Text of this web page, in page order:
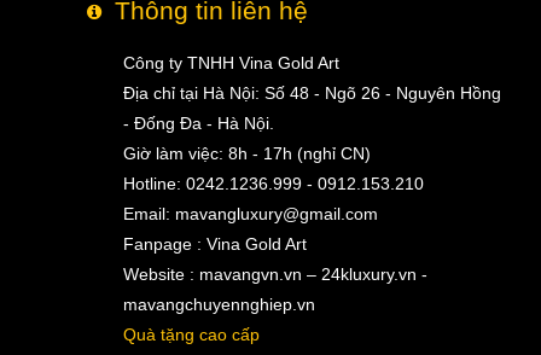
Thông tin liên hệ
Công ty TNHH Vina Gold Art
Địa chỉ tại Hà Nội: Số 48 - Ngõ 26 - Nguyên Hồng
- Đống Đa - Hà Nội.
Giờ làm việc: 8h - 17h (nghỉ CN)
Hotline: 0242.1236.999 - 0912.153.210
Email: mavangluxury@gmail.com
Fanpage : Vina Gold Art
Website : mavangvn.vn – 24kluxury.vn -
mavangchuyennghiep.vn
Quà tặng cao cấp